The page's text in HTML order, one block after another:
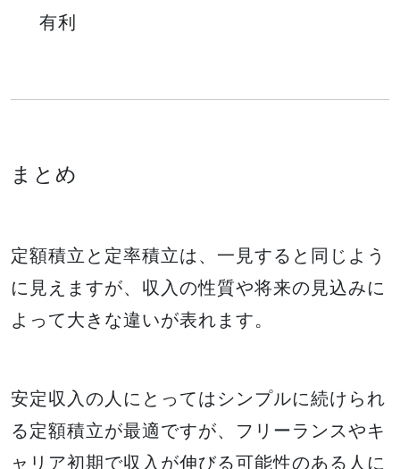
有利
まとめ
定額積立と定率積立は、一見すると同じよう
に見えますが、収入の性質や将来の見込みに
よって大きな違いが表れます。
安定収入の人にとってはシンプルに続けられ
る定額積立が最適ですが、フリーランスやキ
ャリア初期で収入が伸びる可能性のある人に